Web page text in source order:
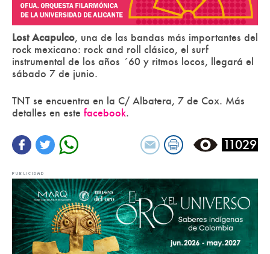
Lost Acapulco, una de las bandas más importantes del
rock mexicano: rock and roll clásico, el surf
instrumental de los años ´60 y ritmos locos, llegará el
sábado 7 de junio.
TNT se encuentra en la C/ Albatera, 7 de Cox. Más
detalles en este facebook.
11029